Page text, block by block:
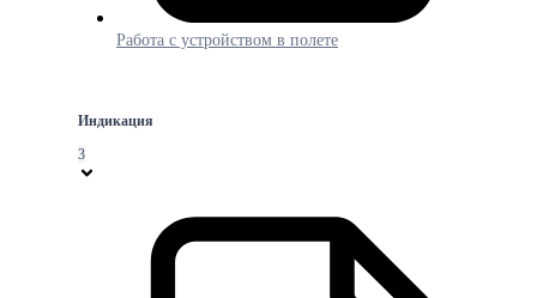
Работа с устройством в полете
Индикация
3